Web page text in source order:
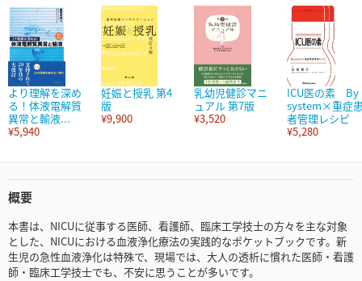
より理解を深め
る！体液電解質
異常と輸液...
¥5,940
妊娠と授乳 第4
版
¥9,900
乳幼児健診マニ
ュアル 第7版
¥3,520
ICU医の素 By
system×重症
者管理レシピ
¥5,280
概要
本書は、NICUに従事する医師、看護師、臨床工学技士の方々を主な対象
とした、NICUにおける血液浄化療法の実践的なポケットブックです。新
生児の急性血液浄化は特殊で、現場では、大人の透析に慣れた医師・看護
師・臨床工学技士でも、不安に思うことが多いです。